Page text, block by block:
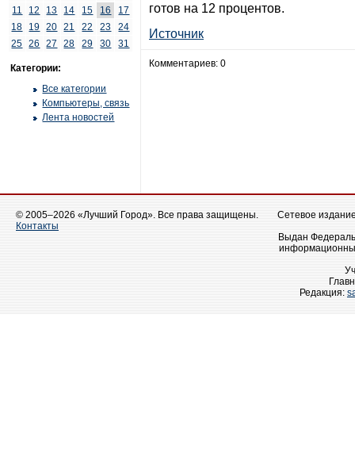
11
12 13 14 15 16
17
18
19 20 21 22 23
24
25
26 27 28 29 30 31
Категории:
Все категории
Компьютеры, связь
Лента новостей
готов на 12 процентов.
Источник
Комментариев: 0
© 2005–2026 «Лучший Город». Все права защищены.
Контакты
Сетевое
Выдан
Редакция: